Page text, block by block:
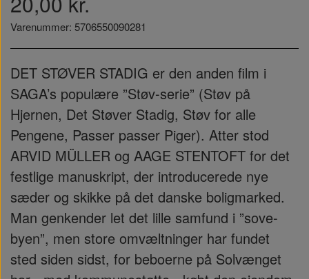
Varenummer: 5706550090281
DET STØVER STADIG er den anden film i
SAGA’s populære ”Støv-serie” (Støv på
Hjernen, Det Støver Stadig, Støv for alle
Pengene, Passer passer Piger). Atter stod
ARVID MÜLLER og AAGE STENTOFT for det
festlige manuskript, der introducerede nye
sæder og skikke på det danske boligmarked.
Man genkender let det lille samfund i ”sove-
byen”, men store omvæltninger har fundet
sted siden sidst, for beboerne på Solvænget